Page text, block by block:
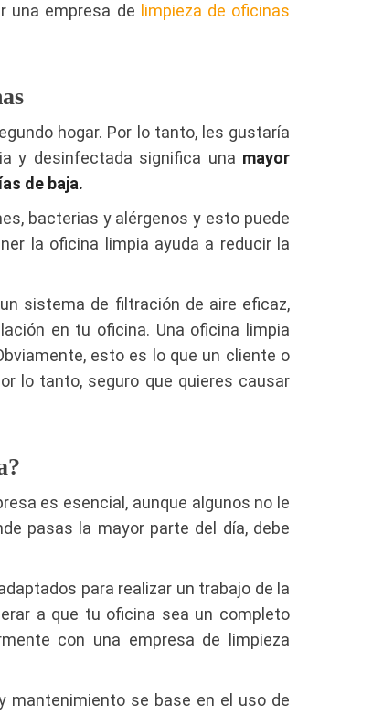
una empresa de limpieza de oficinas
hogar. Por lo tanto, les gustaría
y desinfectada significa una mayor
de baja.
bacterias y alérgenos y esto puede
la oficina limpia ayuda a reducir la
sistema de filtración de aire eficaz,
en tu oficina. Una oficina limpia
esto es lo que un cliente o
lo tanto, seguro que quieres causar
es esencial, aunque algunos no le
pasas la mayor parte del día, debe
para realizar un trabajo de la
a que tu oficina sea un completo
con una empresa de limpieza
mantenimiento se base en el uso de